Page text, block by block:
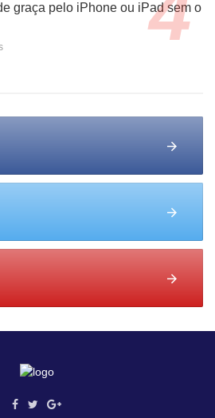
graça pelo iPhone ou iPad sem o